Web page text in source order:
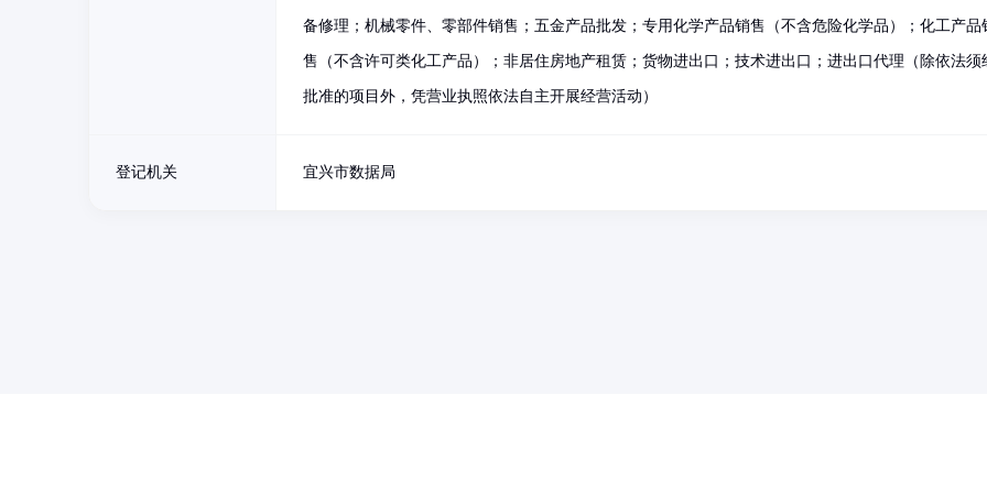
备修理；机械零件、零部件销售；五金产品批发；专用化学产品销售（不含危险化学品）；化工产品
售（不含许可类化工产品）；非居住房地产租赁；货物进出口；技术进出口；进出口代理（除依法须
批准的项目外，凭营业执照依法自主开展经营活动）
登记机关 宜兴市数据局